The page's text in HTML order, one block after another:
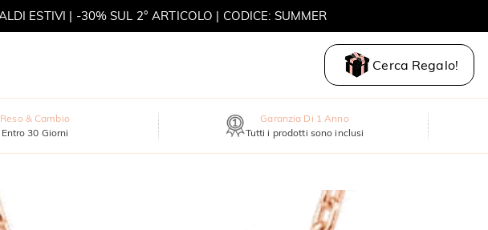
Cerca Regalo!
Reso & Cambio
Entro 30 Giorni
Garanzia Di 1 Anno
Tutti i prodotti sono inclusi